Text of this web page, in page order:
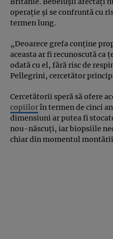
operație și se confruntă cu
termen lung.
„Deoarece grefa conține
aceasta ar fi recunoscută ca
odată cu el, fără risc de
Pellegrini, cercetător
Cercetătorii speră să ofere
copiilorîn termen de cinci
dimensiuni ar putea fi
nou-născuți, iar biopsiile
chiar din momentul